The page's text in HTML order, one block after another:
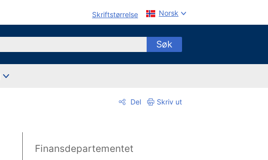
Skriftstørrelse Norsk
Søk
Del Skriv ut
Finansdepartementet